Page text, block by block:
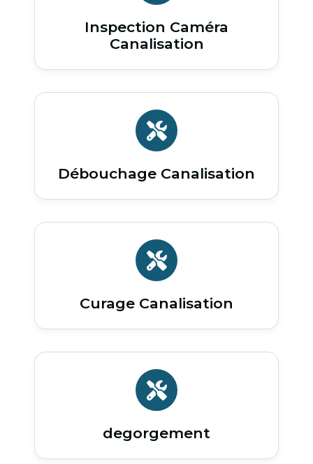
Inspection Caméra
Canalisation
Débouchage Canalisation
Curage Canalisation
degorgement